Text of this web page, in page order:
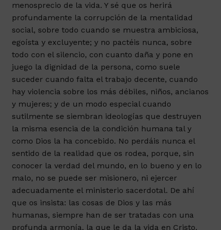
menosprecio de la vida. Y sé que os herirá
profundamente la corrupción de la mentalidad
social, sobre todo cuando se muestra ambiciosa,
egoísta y excluyente; y no pactéis nunca, sobre
todo con el silencio, con cuanto daña y pone en
juego la dignidad de la persona, como suele
suceder cuando falta el trabajo decente, cuando
hay violencia sobre los más débiles, niños, ancianos
y mujeres; y de un modo especial cuando
sutilmente se siembran ideologías que destruyen
la misma esencia de la condición humana tal y
como Dios la ha concebido. No perdáis nunca el
sentido de la realidad que os rodea, porque, sin
conocer la verdad del mundo, en lo bueno y en lo
malo, no se puede ser misionero, ni ejercer
adecuadamente el ministerio sacerdotal. De ahí
que os insista: las cosas de Dios y las más
humanas, siempre han de ser tratadas con una
profunda armonía, la que le da la vida en Cristo.